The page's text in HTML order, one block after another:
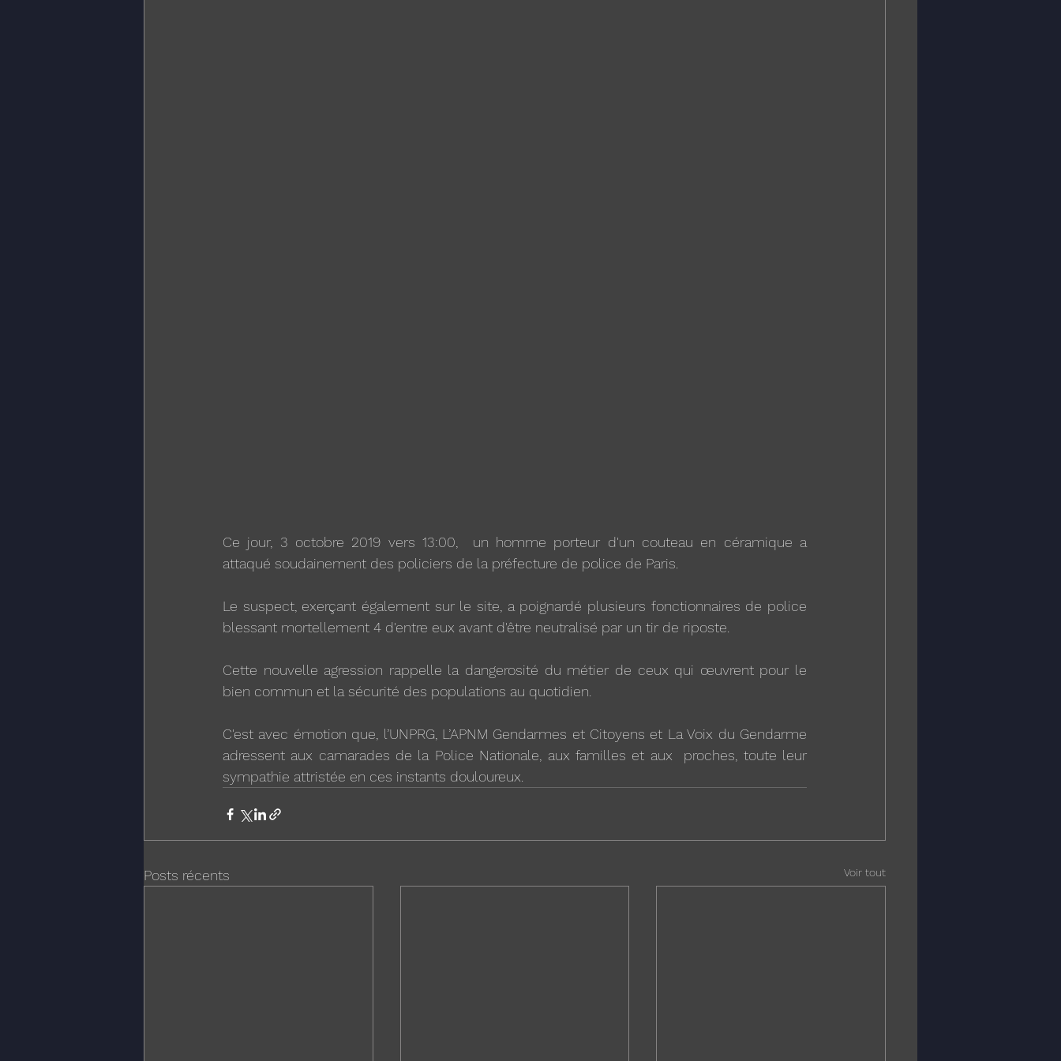
Ce jour, 3 octobre 2019 vers 13:00,  un homme porteur d'un couteau en céramique a
attaqué soudainement des policiers de la préfecture de police de Paris.
Le suspect, exerçant également sur le site, a poignardé plusieurs fonctionnaires de police
blessant mortellement 4 d'entre eux avant d'être neutralisé par un tir de riposte.
Cette nouvelle agression rappelle la dangerosité du métier de ceux qui œuvrent pour le
bien commun et la sécurité des populations au quotidien.
C'est avec émotion que, l’UNPRG, L’APNM Gendarmes et Citoyens et La Voix du Gendarme
adressent aux camarades de la Police Nationale, aux familles et aux  proches, toute leur
sympathie attristée en ces instants douloureux.
Posts récents Voir tout